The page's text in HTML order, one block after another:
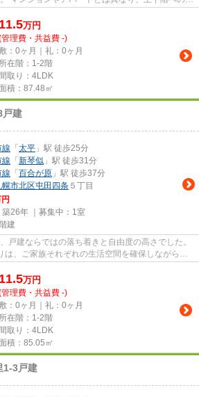
11.5万円
管理費・共益費 -)
敷：0ヶ月｜礼：0ヶ月
所在階：1-2階
間取り：4LDK
積：87.48㎡
戸建
線 「 太平 」駅 徒歩25分
線 「 新琴似 」駅 徒歩31分
線 「 百合が原 」駅 徒歩37分
幌市北区屯田四条 ５丁目
26年 ｜募集中： 1室
建
戸建ならではの落ち着きと自由度の高さでした。
は、ご家族それぞれの生活空間を確保しながら暮
...
11.5万円
管理費・共益費 -)
敷：0ヶ月｜礼：0ヶ月
所在階：1-2階
間取り：4LDK
積：85.05㎡
1-3戸建